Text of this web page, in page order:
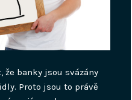
banky jsou svázány
Proto jsou to právě